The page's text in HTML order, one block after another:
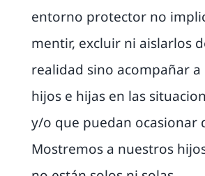
entorno protector no
mentir, excluir ni aislarlos
realidad sino acompañar
hijos e hijas en las
y/o que puedan ocasionar
Mostremos a nuestros